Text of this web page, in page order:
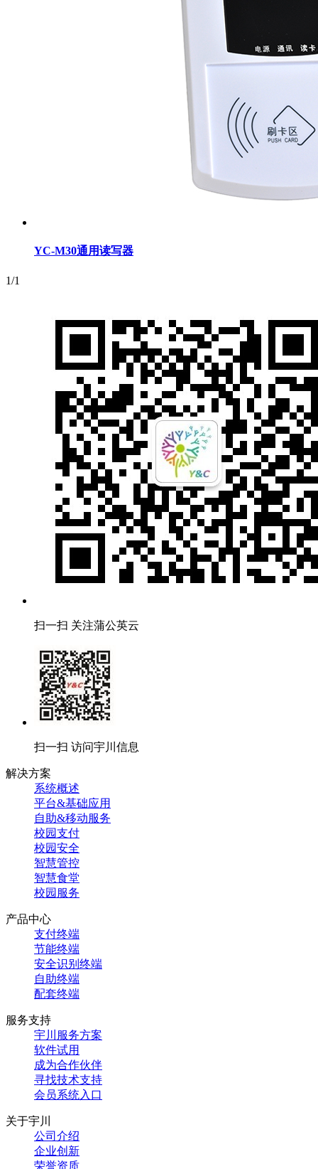
YC-M30通用读写器
1/1
扫一扫 关注蒲公英云
扫一扫 访问宇川信息
解决方案
系统概述
平台&基础应用
自助&移动服务
校园支付
校园安全
智慧管控
智慧食堂
校园服务
产品中心
支付终端
节能终端
安全识别终端
自助终端
配套终端
服务支持
宇川服务方案
软件试用
成为合作伙伴
寻找技术支持
会员系统入口
关于宇川
公司介绍
企业创新
荣誉资质